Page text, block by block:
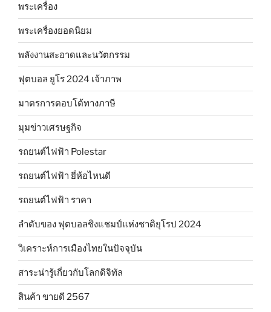
พระเครื่อง
พระเครื่องยอดนิยม
พลังงานสะอาดและนวัตกรรม
ฟุตบอล ยูโร 2024 เจ้าภาพ
มาตรการตอบโต้ทางภาษี
มุมข่าวเศรษฐกิจ
รถยนต์ไฟฟ้า Polestar
รถยนต์ไฟฟ้า ยี่ห้อไหนดี
รถยนต์ไฟฟ้า ราคา
ลำดับของ ฟุตบอลชิงแชมป์แห่งชาติยุโรป 2024
วิเคราะห์การเมืองไทยในปัจจุบัน
สาระน่ารู้เกี่ยวกับโลกดิจิทัล
สินค้า ขายดี 2567